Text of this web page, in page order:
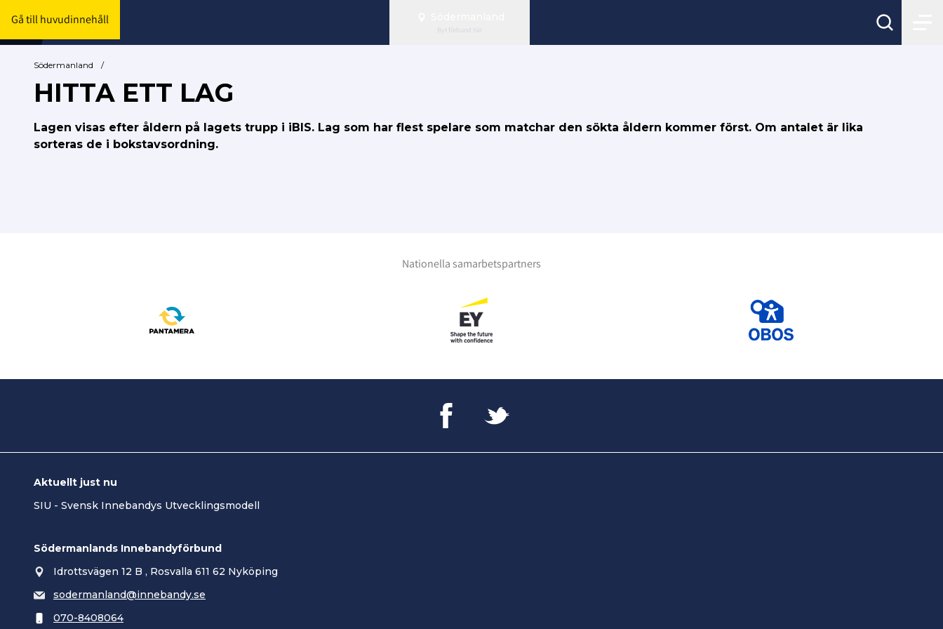
Gå till huvudinnehåll
Byt förbund här
Södermanland /
HITTA ETT LAG
Lagen visas efter åldern på lagets trupp i iBIS. Lag som har flest spelare som matchar den sökta åldern kommer först. Om antalet är lika
sorteras de i bokstavsordning.
Nationella samarbetspartners
Aktuellt just nu
SIU - Svensk Innebandys Utvecklingsmodell
Södermanlands Innebandyförbund
Idrottsvägen 12 B , Rosvalla 611 62 Nyköping
sodermanland@innebandy.se
070-8408064